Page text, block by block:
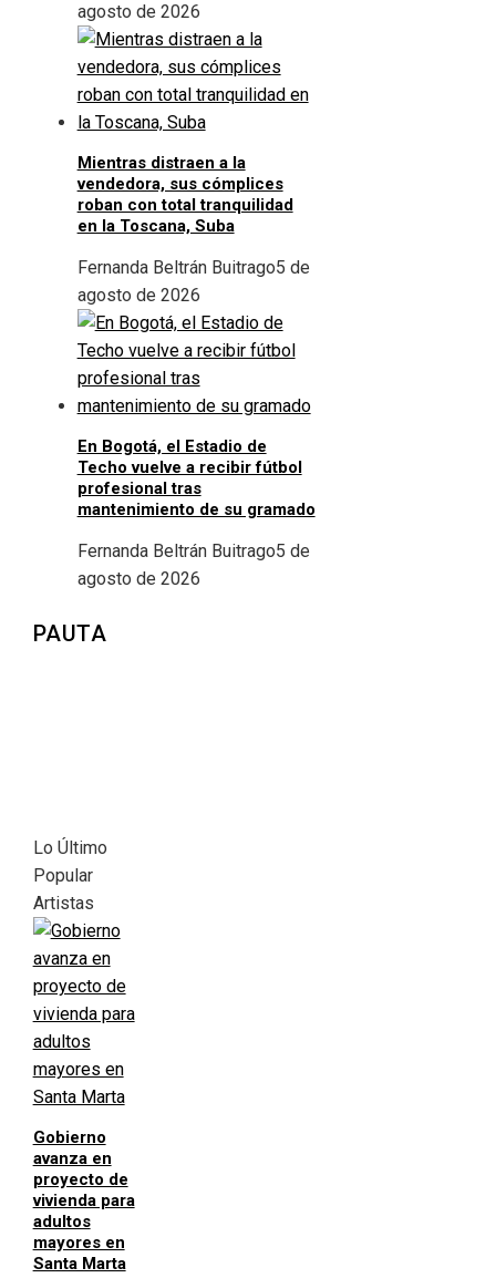
agosto de 2026
Mientras distraen a la
vendedora, sus cómplices
roban con total tranquilidad
en la Toscana, Suba
Fernanda Beltrán Buitrago5 de
agosto de 2026
En Bogotá, el Estadio de
Techo vuelve a recibir fútbol
profesional tras
mantenimiento de su gramado
Fernanda Beltrán Buitrago5 de
agosto de 2026
PAUTA
Lo Último
Popular
Artistas
Gobierno
avanza en
proyecto de
vivienda para
adultos
mayores en
Santa Marta